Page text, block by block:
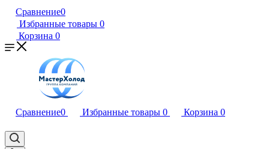
Сравнение0
Избранные товары 0
Корзина 0
Сравнение0 Избранные товары 0 Корзина 0